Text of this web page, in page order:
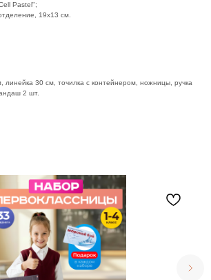
Pastel";
19х13 см.
линейка 30 см, точилка с контейнером, ножницы, ручка
2 шт.
e-mail
info@school-price.ru